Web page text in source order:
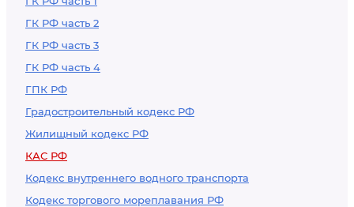
ГК РФ часть 2
ГК РФ часть 3
ГК РФ часть 4
ГПК РФ
Градостроительный кодекс РФ
Жилищный кодекс РФ
КАС РФ
Кодекс внутреннего водного транспорта
Кодекс торгового мореплавания РФ